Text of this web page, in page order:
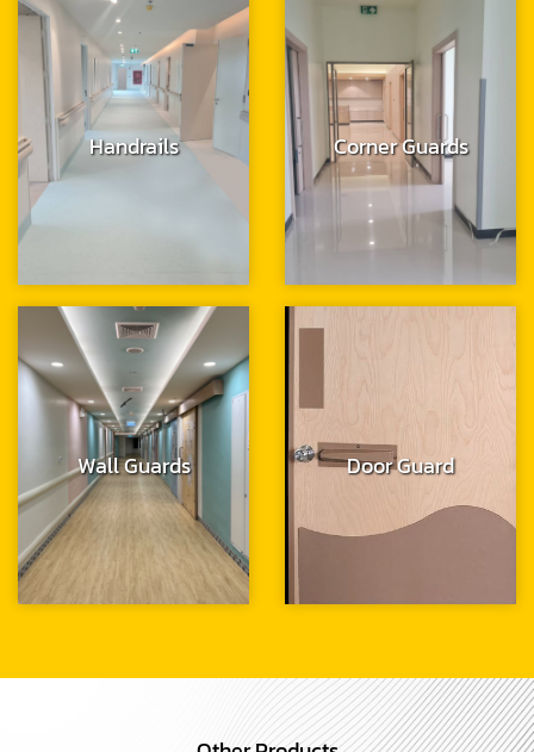
Handrails Corner Guards
Wall Guards Door Guard